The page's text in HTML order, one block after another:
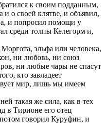
к своим подданным,
о своей клятве, и объявил,
и попросил помощи у
среди толпы Келегорм и,
эльфа или человека,
ни любовь, ни союз
ни любые чары не спасут
кто завладеет
мир, лишь мы имеем
такая же сила, как в тех
в Тирионе его отец
говорил Куруфин, и